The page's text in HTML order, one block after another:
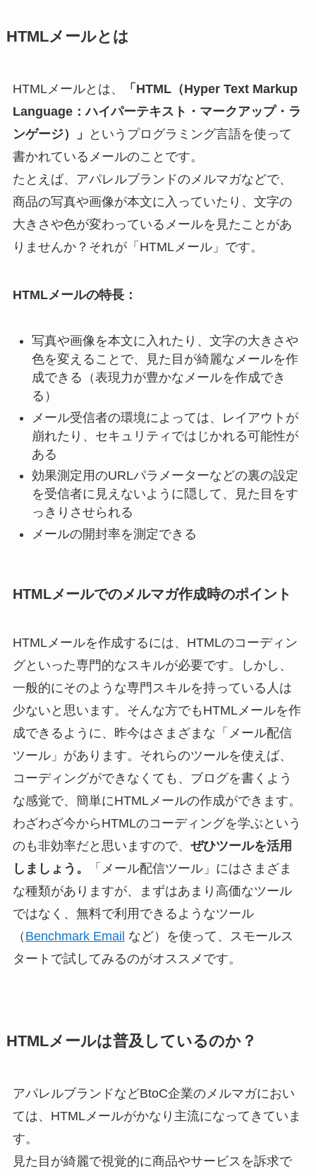
HTMLメールとは
HTMLメールとは、
「HTML（Hyper Text Markup
Language：ハイパーテキスト・マークアップ・ラ
ンゲージ）」
というプログラミング言語を使って
書かれているメールのことです。
たとえば、アパレルブランドのメルマガなどで、
商品の写真や画像が本文に入っていたり、文字の
大きさや色が変わっているメールを見たことがあ
りませんか？それが「HTMLメール」です。
HTMLメールの特長：
写真や画像を本文に入れたり、文字の大きさや
色を変えることで、見た目が綺麗なメールを作
成できる（表現力が豊かなメールを作成でき
る）
メール受信者の環境によっては、レイアウトが
崩れたり、セキュリティではじかれる可能性が
ある
効果測定用のURLパラメーターなどの裏の設定
を受信者に見えないように隠して、見た目をす
っきりさせられる
メールの開封率を測定できる
HTMLメールでのメルマガ作成時のポイント
HTMLメールを作成するには、HTMLのコーディン
グといった専門的なスキルが必要です。しかし、
一般的にそのような専門スキルを持っている人は
少ないと思います。そんな方でもHTMLメールを作
成できるように、昨今はさまざまな「メール配信
ツール」があります。それらのツールを使えば、
コーディングができなくても、ブログを書くよう
な感覚で、簡単にHTMLメールの作成ができます。
わざわざ今からHTMLのコーディングを学ぶという
のも非効率だと思いますので、 ぜひツールを活用
しましょう。
「メール配信ツール」にはさまざま
な種類がありますが、まずはあまり高価なツール
ではなく、無料で利用できるようなツール
（ Benchmark Email など）を使って、スモールス
タートで試してみるのがオススメです。
HTMLメールは普及しているのか？
アパレルブランドなどBtoC企業のメルマガにおい
ては、HTMLメールがかなり主流になってきていま
す。
見た目が綺麗で視覚的に商品やサービスを訴求で